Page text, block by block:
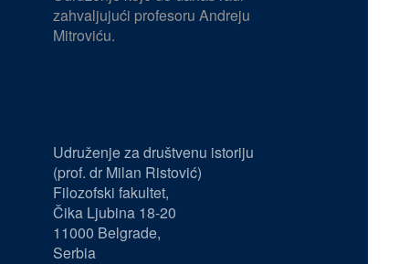
zahvaljujući profesoru Andreju
Mitroviću.
Udruženje za društvenu istoriju
(prof. dr Milan Ristović)
Filozofski fakultet,
Čika Ljubina 18-20
11000 Belgrade,
Serbia